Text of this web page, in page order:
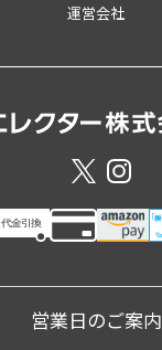
運営会社
営業日のご案内